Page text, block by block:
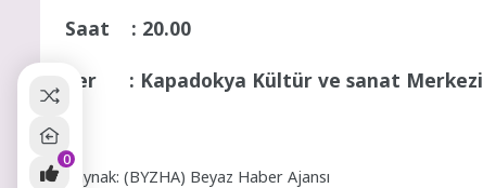
Saat : 20.00
Yer : Kapadokya Kültür ve sanat Merkezi
Kaynak: (BYZHA) Beyaz Haber Ajansı
0